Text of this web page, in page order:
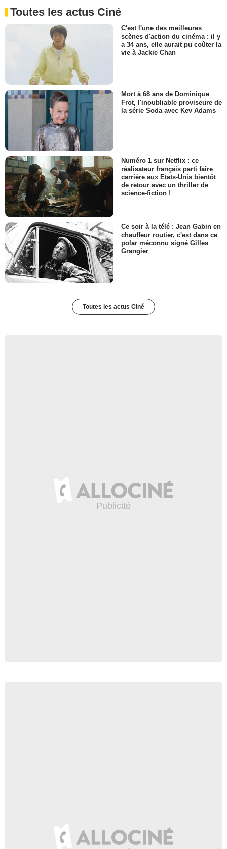
Toutes les actus Ciné
C'est l'une des meilleures
scènes d'action du cinéma : il y
a 34 ans, elle aurait pu coûter la
vie à Jackie Chan
Mort à 68 ans de Dominique
Frot, l'inoubliable proviseure de
la série Soda avec Kev Adams
Numéro 1 sur Netflix : ce
réalisateur français parti faire
carrière aux Etats-Unis bientôt
de retour avec un thriller de
science-fiction !
Ce soir à la télé : Jean Gabin en
chauffeur routier, c'est dans ce
polar méconnu signé Gilles
Grangier
Toutes les actus Ciné